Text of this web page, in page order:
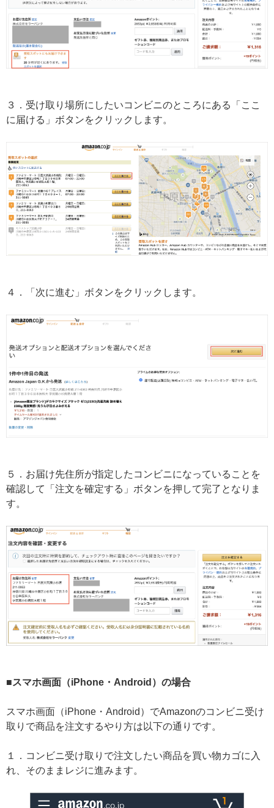
３．受け取り場所にしたいコンビニのところにある「ここ
に届ける」ボタンをクリックします。
４．「次に進む」ボタンをクリックします。
５．お届け先住所が指定したコンビニになっていることを
確認して「注文を確定する」ボタンを押して完了となりま
す。
■スマホ画面（iPhone・Android）の場合
スマホ画面（iPhone・Android）でAmazonのコンビニ受け
取りで商品を注文するやり方は以下の通りです。
１．コンビニ受け取りで注文したい商品を買い物カゴに入
れ、そのままレジに進みます。